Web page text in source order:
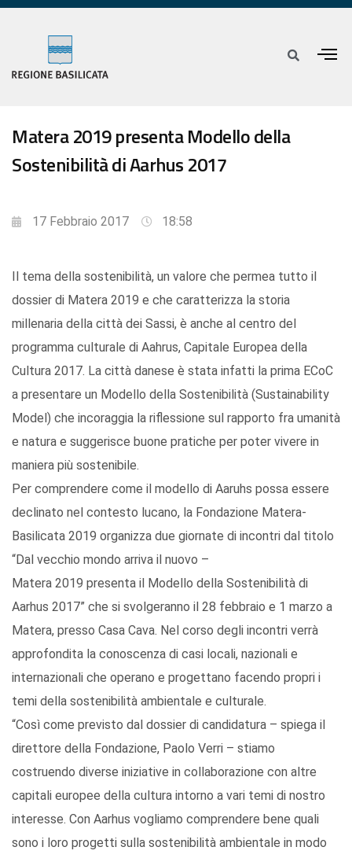
Matera 2019 presenta Modello della
Sostenibilità di Aarhus 2017
17 Febbraio 2017 18:58
Il tema della sostenibilità, un valore che permea tutto il
dossier di Matera 2019 e che caratterizza la storia
millenaria della città dei Sassi, è anche al centro del
programma culturale di Aahrus, Capitale Europea della
Cultura 2017. La città danese è stata infatti la prima ECoC
a presentare un Modello della Sostenibilità (Sustainability
Model) che incoraggia la riflessione sul rapporto fra umanità
e natura e suggerisce buone pratiche per poter vivere in
maniera più sostenibile.
Per comprendere come il modello di Aaruhs possa essere
declinato nel contesto lucano, la Fondazione Matera-
Basilicata 2019 organizza due giornate di incontri dal titolo
“Dal vecchio mondo arriva il nuovo –
Matera 2019 presenta il Modello della Sostenibilità di
Aarhus 2017” che si svolgeranno il 28 febbraio e 1 marzo a
Matera, presso Casa Cava. Nel corso degli incontri verrà
approfondita la conoscenza di casi locali, nazionali e
internazionali che operano e progettano facendo propri i
temi della sostenibilità ambientale e culturale.
“Così come previsto dal dossier di candidatura – spiega il
direttore della Fondazione, Paolo Verri – stiamo
costruendo diverse iniziative in collaborazione con altre
capitali europee della cultura intorno a vari temi di nostro
interesse. Con Aarhus vogliamo comprendere bene quali
sono i loro progetti sulla sostenibilità ambientale in modo